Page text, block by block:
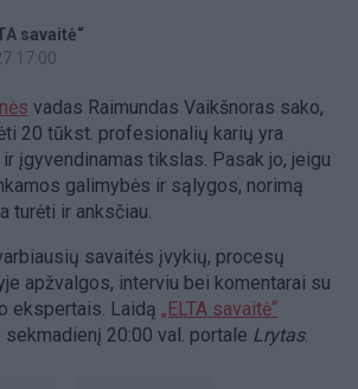
savaitė“
17:00
vadas Raimundas Vaikšnoras sako,
20 tūkst. profesionalių karių yra
įgyvendinamas tikslas. Pasak jo, jeigu
galimybės ir sąlygos, norimą
turėti ir anksčiau.
savaitės įvykių, procesų
apžvalgos, interviu bei komentarai su
ekspertais. Laidą „ELTA savaitė“
20:00 val. portale Lrytas.